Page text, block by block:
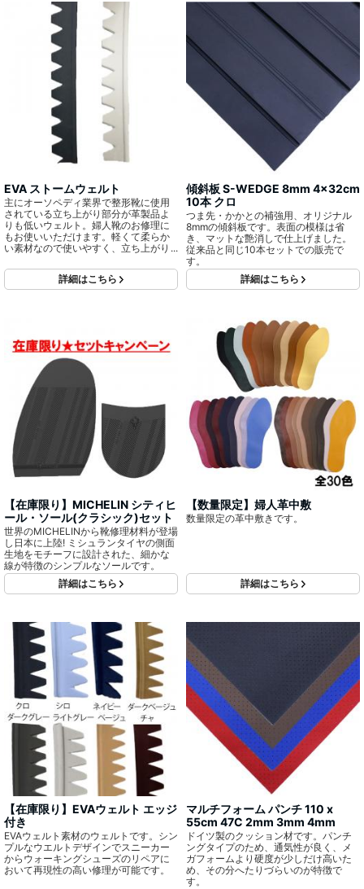
EVA ストームウェルト
主にオーソペディ業界で整形靴に使用
されている立ち上がり部分が革製品よ
りも低いウェルト。婦人靴のお修理に
もお使いいただけます。軽くて柔らか
い素材なので使いやすく、立ち上がり
せん。
詳細はこちら
傾斜板 S-WEDGE 8mm 4x32cm
10本 クロ
つま先・かかとの補強用、オリジナル
8mmの傾斜板です。表面の模様は省
き、マットな艶消しで仕上げました。
従来品と同じ10本セットでの販売で
す。
詳細はこちら
【在庫限り】MICHELIN シティヒ
ール・ソール(クラシック)セット
世界のMICHELINから靴修理材料が登場
し日本に上陸! ミシュランタイヤの側面
生地をモチーフに設計された、細かな
線が特徴のシンプルなソールです。
詳細はこちら
【数量限定】婦人革中敷
数量限定の革中敷きです。
詳細はこちら
【在庫限り】EVAウェルト エッジ
付き
EVAウェルト素材のウェルトです。シン
プルなウエルトデザインでスニーカー
からウォーキングシューズのリペアに
おいて再現性の高い修理が可能です。
マルチフォーム パンチ 110 x
55cm 47C 2mm 3mm 4mm
ドイツ製のクッション材です。パンチ
ングタイプのため、通気性が良く、メ
ガフォームより硬度が少しだけ高いた
め、その分へたりづらいのが特徴で
す。